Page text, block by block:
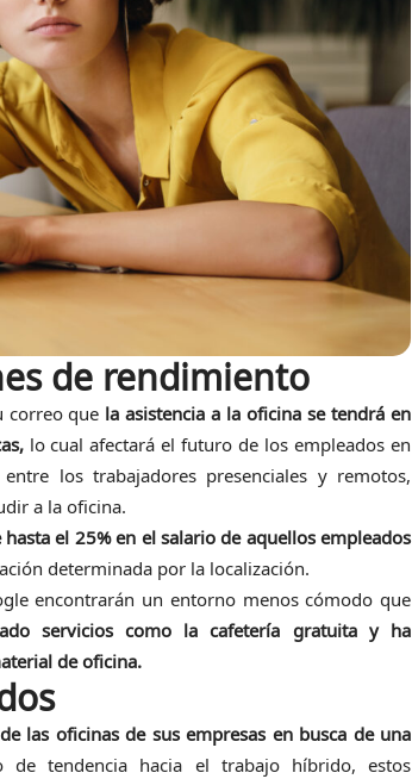
de rendimiento
correo que la asistencia a la oficina se tendrá en
lo cual afectará el futuro de los empleados en
los trabajadores presenciales y remotos,
a la oficina.
el 25% en el salario de aquellos empleados
determinada por la localización.
encontrarán un entorno menos cómodo que
servicios como la cafetería gratuita y ha
de oficina.
las oficinas de sus empresas en busca de una
tendencia hacia el trabajo híbrido, estos